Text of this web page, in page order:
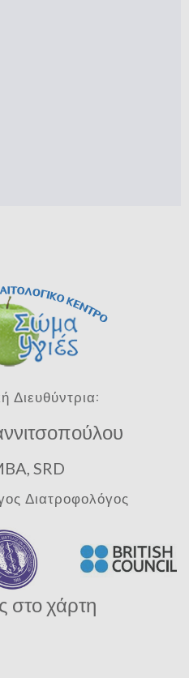
Διευθύντρια:
SRD
Διατροφολόγος
στο χάρτη